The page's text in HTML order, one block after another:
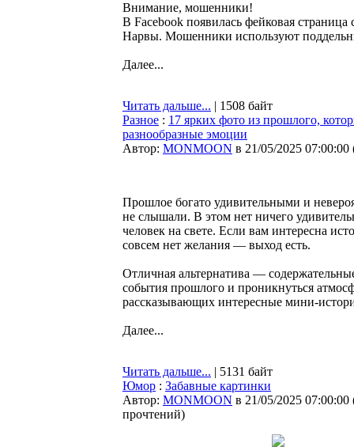
Внимание, мошенники!
В Facebook появилась фейковая
Нарвы. Мошенники используют
Далее...
Читать дальше... | 1508 байт
Разное : 17 ярких фото из прошлого,
разнообразные эмоции
Автор: MONMOON в 21/05/2025 07:00:00
Прошлое богато удивительными и
не слышали. В этом нет ничего
человек на свете. Если вам интересна
совсем нет желания — выход есть.
Отличная альтернатива —
события прошлого и проникнуться
рассказывающих интересные мини-
Далее...
Читать дальше... | 5131 байт
Юмор : Забавные картинки
Автор: MONMOON в 21/05/2025 07:00:00
прочтений)